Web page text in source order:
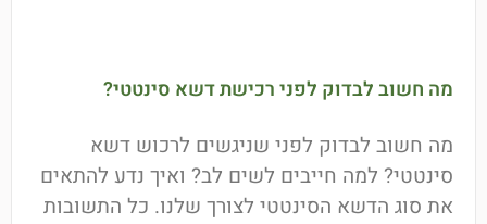
מה חשוב לבדוק לפני רכישת דשא סינטטי?
מה חשוב לבדוק לפני שניגשים לרכוש דשא
סינטטי? למה חייבים לשים לב? ואיך נדע להתאים
את סוג הדשא הסינטטי לצורך שלנו. כל התשובות